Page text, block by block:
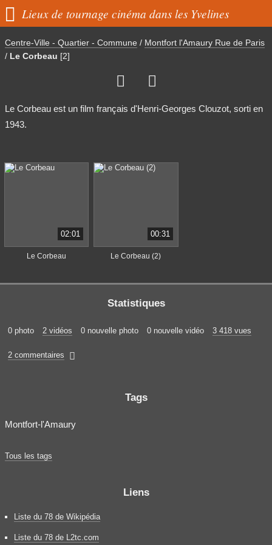
 Lieux de tournage cinéma dans les Yvelines
Centre-Ville - Quartier - Commune / Montfort l'Amaury Rue de Paris
/ Le Corbeau [2]
 
Le Corbeau est un film français d'Henri-Georges Clouzot, sorti en
1943.
02:01
Le Corbeau
00:31
Le Corbeau (2)
Statistiques
0 photo 2 vidéos 0 nouvelle photo 0 nouvelle vidéo 3 418 vues
2 commentaires 
Tags
Montfort-l'Amaury
Tous les tags
Liens
Liste du 78 de Wikipédia
Liste du 78 de L2tc.com